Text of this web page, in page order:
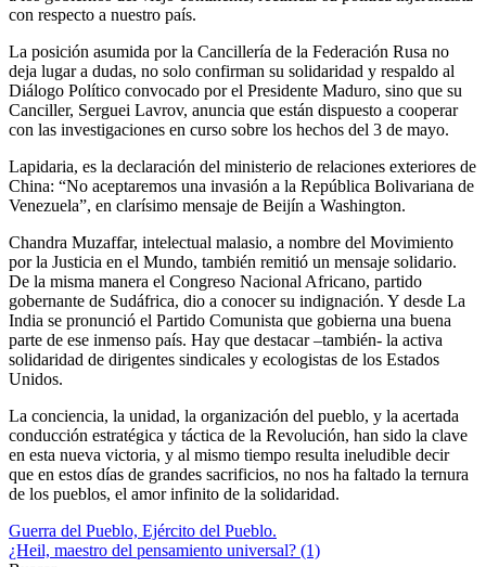
con respecto a nuestro país.
La posición asumida por la Cancillería de la Federación Rusa no
deja lugar a dudas, no solo confirman su solidaridad y respaldo al
Diálogo Político convocado por el Presidente Maduro, sino que su
Canciller, Serguei Lavrov, anuncia que están dispuesto a cooperar
con las investigaciones en curso sobre los hechos del 3 de mayo.
Lapidaria, es la declaración del ministerio de relaciones exteriores de
China: “No aceptaremos una invasión a la República Bolivariana de
Venezuela”, en clarísimo mensaje de Beijín a Washington.
Chandra Muzaffar, intelectual malasio, a nombre del Movimiento
por la Justicia en el Mundo, también remitió un mensaje solidario.
De la misma manera el Congreso Nacional Africano, partido
gobernante de Sudáfrica, dio a conocer su indignación. Y desde La
India se pronunció el Partido Comunista que gobierna una buena
parte de ese inmenso país. Hay que destacar –también- la activa
solidaridad de dirigentes sindicales y ecologistas de los Estados
Unidos.
La conciencia, la unidad, la organización del pueblo, y la acertada
conducción estratégica y táctica de la Revolución, han sido la clave
en esta nueva victoria, y al mismo tiempo resulta ineludible decir
que en estos días de grandes sacrificios, no nos ha faltado la ternura
de los pueblos, el amor infinito de la solidaridad.
Navegación
de
Guerra del Pueblo, Ejército del Pueblo.
¿Heil, maestro del pensamiento universal? (1)